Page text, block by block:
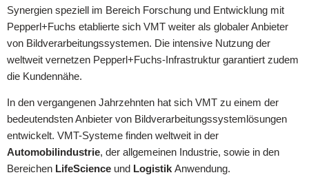
Synergien speziell im Bereich Forschung und Entwicklung mit
Pepperl+Fuchs etablierte sich VMT weiter als globaler Anbieter
von Bildverarbeitungssystemen. Die intensive Nutzung der
weltweit vernetzen Pepperl+Fuchs-Infrastruktur garantiert zudem
die Kundennähe.
In den vergangenen Jahrzehnten hat sich VMT zu einem der
bedeutendsten Anbieter von Bildverarbeitungssystemlösungen
entwickelt. VMT-Systeme finden weltweit in der
Automobilindustrie, der allgemeinen Industrie, sowie in den
Bereichen LifeScience und Logistik Anwendung.